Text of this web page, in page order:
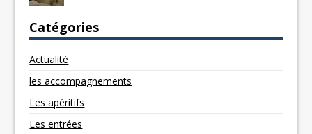
Catégories
Actualité
les accompagnements
Les apéritifs
Les entrées